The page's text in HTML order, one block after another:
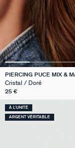
PIERCING PUCE MIX &
Cristal / Doré
25 €
À L'UNITÉ
ARGENT VÉRITABLE